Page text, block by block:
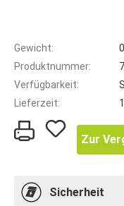
Gewicht:
Produktnummer:
Verfügbarkeit:
Lieferzeit:
Zur
Sicherheit